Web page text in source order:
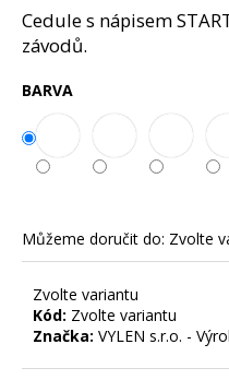
z
5
hvězdiček.
Cedule s nápisem
závodů.
BARVA
Můžeme doručit do: Zvolte
Zvolte variantu
Kód: Zvolte variantu
Značka: VYLEN s.r.o. -
u
j
m
e